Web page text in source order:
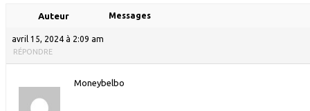
Auteur Messages
avril 15, 2024 à 2:09 am
RÉPONDRE
Moneybelbo